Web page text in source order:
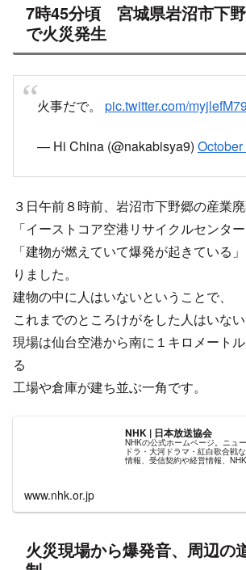
7時45分頃 宮城県岩沼市下
で火災発生
火事だで。 pic.twitter.com/
— Hi China (@nakabisya9)
３日午前８時前、岩沼市下野郷の産業
「イーストコア空港リサイクルセンタ
「建物が燃えていて爆発が起きている
りました。
建物の中に人はいないということで、
これまでのところけがをした人はいない
現場は仙台空港から南に１キロメート
る
工場や倉庫が建ち並ぶ一角です。
NHK | 日本放送協会
NHKの公式ホームページ。ニュ
ドラ・大河ドラマ・紅白歌合戦
情報、受信契約や経営情報、
www.nhk.or.jp
火災現場から爆発音、周辺の